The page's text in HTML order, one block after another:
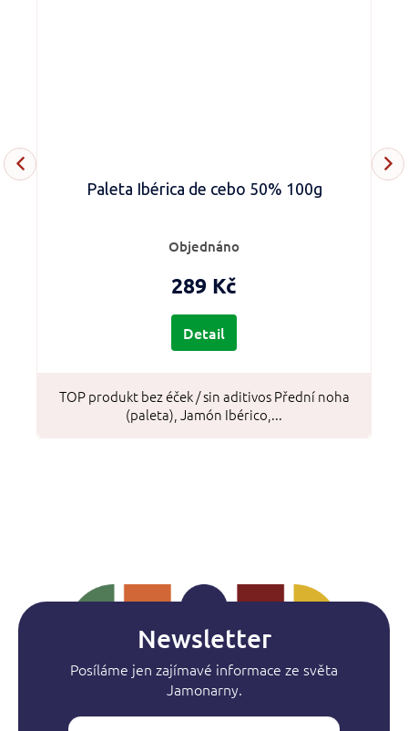
Paleta Ibérica de cebo 50% 100g
289 Kč
Detail
TOP produkt bez éček / sin aditivos Přední noha
(paleta), Jamón Ibérico,...
Objednáno
Newsletter
Posíláme jen zajímavé informace ze světa
Jamonarny.